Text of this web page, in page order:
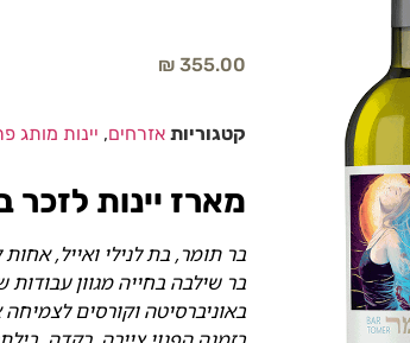
₪ 355.00
קטגוריות אזרחים, יינות מותג
מארז יינות
בר תומר, בת לנילי ואייל,
בר שילבה בחייה מגוון עבודות
באוניברסיטה וקורסים